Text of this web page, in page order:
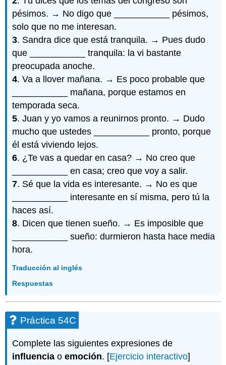
pésimos. → No digo que ___________ pésimos,
solo que no me interesan.
3. Sandra dice que está tranquila. → Pues dudo
que ___________ tranquila: la vi bastante
preocupada anoche.
4. Va a llover mañana. → Es poco probable que
___________ mañana, porque estamos en
temporada seca.
5. Juan y yo vamos a reunirnos pronto. → Dudo
mucho que ustedes ___________ pronto, porque
él está viviendo lejos.
6. ¿Te vas a quedar en casa? → No creo que
___________ en casa; creo que voy a salir.
7. Sé que la vida es interesante. → No es que
___________ interesante en sí misma, pero tú la
haces así.
8. Dicen que tienen sueño. → Es imposible que
___________ sueño: durmieron hasta hace media
hora.
Traducción al inglés
Respuestas
Práctica 54C
Complete las siguientes expresiones de
influencia oemoción. [Ejercicio interactivo]